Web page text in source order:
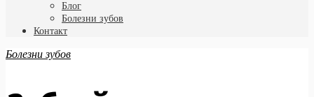
Блог
Болезни зубов
Контакт
Болезни зубов